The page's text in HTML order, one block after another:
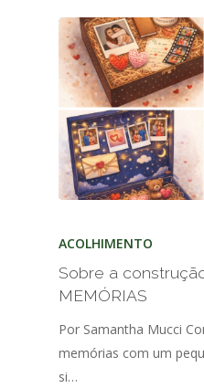
ACOLHIMENTO
Sobre a
MEMÓRIAS
Por Samantha Mucci
memórias com um
si…